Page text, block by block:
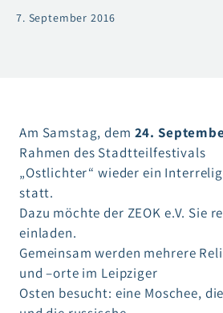
7. September 2016
Am Samstag, dem 24.
Rahmen des Stadtteilfestivals
„Ostlichter“ wieder ein
statt.
Dazu möchte der ZEOK e.V. Sie
einladen.
Gemeinsam werden mehrere
und –orte im Leipziger
Osten besucht: eine Moschee,